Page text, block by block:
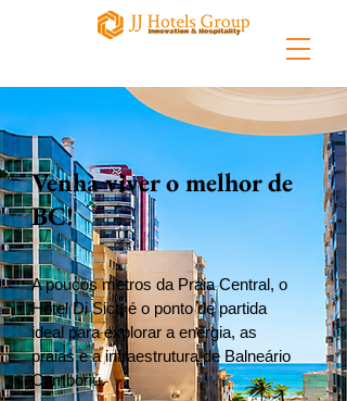
Venha viver o melhor de
BC!
A poucos metros da Praia Central, o
Hotel Di Sica é o ponto de partida
ideal para explorar a energia, as
praias e a infraestrutura de Balneário
Camboriú.